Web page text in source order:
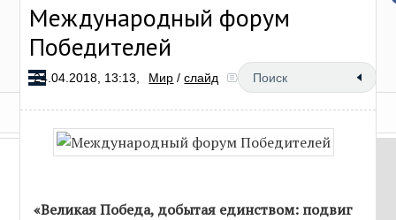
Международный форум
Победителей
24.04.2018, 13:13, Мир /слайд 7 067
«Великая Победа, добытая единством: подвиг